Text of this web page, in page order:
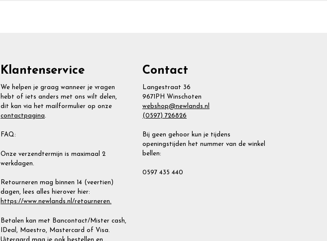
Klantenservice
We helpen je graag wanneer je vragen
hebt of iets anders met ons wilt delen,
dit kan via het mailformulier op onze
contactpagina.
FAQ:
Onze verzendtermijn is maximaal 2
werkdagen.
Retourneren mag binnen 14 (veertien)
dagen, lees alles hierover hier:
https://www.newlands.nl/retourneren.
Betalen kan met Bancontact/Mister cash,
IDeal, Maestro, Mastercard of Visa.
Contact
Langestraat 36
9671PH Winschoten
webshop@newlands.nl
(0597) 726826
Bij geen gehoor kun je tijdens
openingstijden het nummer van de winkel
bellen:
0597 435 440